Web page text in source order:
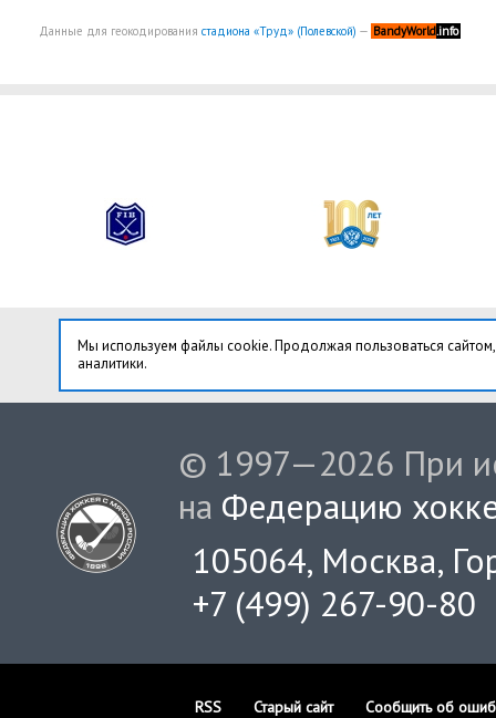
Данные для геокодирования стадиона «Труд» (Полевской) — BandyWorld.info
Мы используем файлы cookie. Продолжая пользоваться
аналитики.
© 1997—2026 При
на Федерацию
105064, Москва,
+7 (499) 267-90-80
RSS Старый сайт Сообщить об